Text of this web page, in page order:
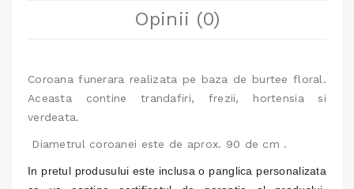
Opinii (0)
Coroana funerara realizata pe baza de burtee floral.
Aceasta contine trandafiri, frezii, hortensia si
verdeata.
Diametrul coroanei este de aprox. 90 de cm .
In pretul produsului este inclusa o panglica personalizata